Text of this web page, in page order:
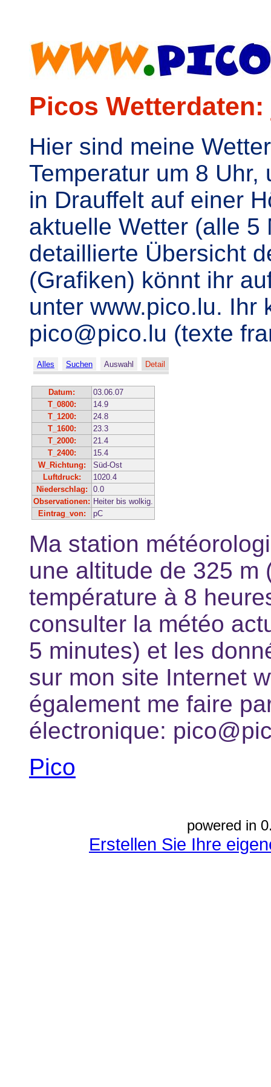
Picos
Hier sind meine
Temperatur um 8
in Drauffelt auf einer
aktuelle Wetter (alle 5
detaillierte Übersicht
(Grafiken) könnt ihr
unter www.pico.lu. Ihr
pico@pico.lu (texte
Alles Suchen Auswahl Detail
Datum:
03.06.07
T_0800:
14.9
T_1200:
24.8
T_1600:
23.3
T_2000:
21.4
T_2400:
15.4
W_Richtung:
Süd-Ost
Luftdruck:
1020.4
Niederschlag:
0.0
Observationen: Heiter bis wolkig.
Eintrag_von:
pC
Ma station
une altitude de 325 m
température à 8
consulter la météo
5 minutes) et les
sur mon site Internet
également me faire
électronique:
Pico
powered in
Erstellen Sie Ihre